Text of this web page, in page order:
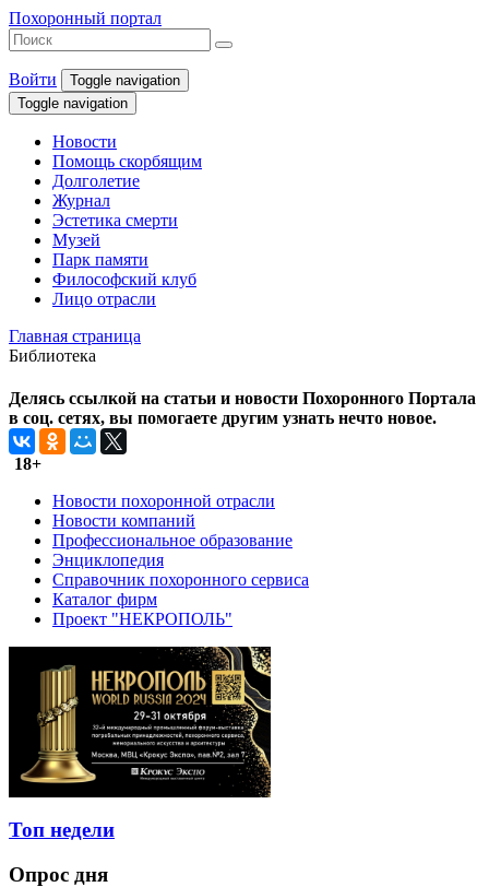
Похоронный портал
Войти
Toggle navigation
Toggle navigation
Новости
Помощь скорбящим
Долголетие
Журнал
Эстетика смерти
Музей
Парк памяти
Философский клуб
Лицо отрасли
Главная страница
Библиотека
Делясь ссылкой на статьи и новости Похоронного Портала
в соц. сетях, вы помогаете другим узнать нечто новое.
18+
Новости похоронной отрасли
Новости компаний
Профессиональное образование
Энциклопедия
Справочник похоронного сервиса
Каталог фирм
Проект "НЕКРОПОЛЬ"
Топ недели
Опрос дня